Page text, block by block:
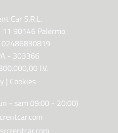
Car S.R.L.
90146 Palermo
02486830819
- 303366
I.V.
| Cookies
- sam 09:00 - 20:00)